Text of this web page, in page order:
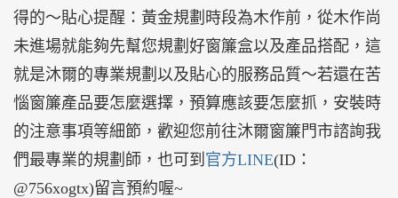
得的～貼心提醒：黃金規劃時段為木作前，從木作尚
未進場就能夠先幫您規劃好窗簾盒以及產品搭配，這
就是沐爾的專業規劃以及貼心的服務品質～若還在苦
惱窗簾產品要怎麼選擇，預算應該要怎麼抓，安裝時
的注意事項等細節，歡迎您前往沐爾窗簾門市諮詢我
們最專業的規劃師，也可到 官方LINE(ID：
@756xogtx)留言預約喔~